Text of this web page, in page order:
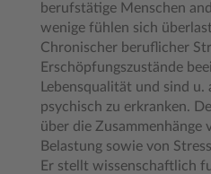
berufstätige Menschen
wenige fühlen sich
Chronischer beruflicher
Erschöpfungszustände
Lebensqualität und sind
psychisch zu erkranken.
über die Zusammenhänge
Belastung sowie von
Er stellt wissenschaftlich